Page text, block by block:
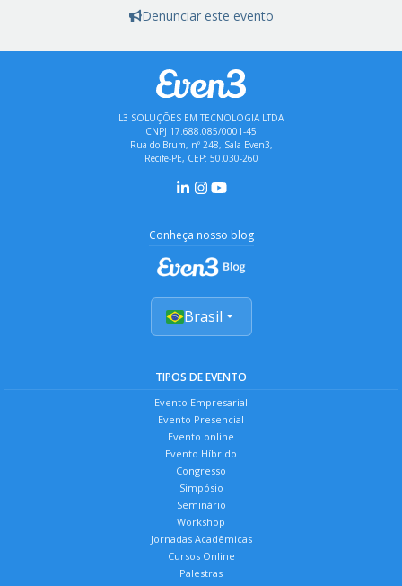
Denunciar este evento
L3 SOLUÇÕES EM TECNOLOGIA LTDA
CNPJ 17.688.085/0001-45
Rua do Brum, nº 248, Sala Even3,
Recife-PE, CEP: 50.030-260
Conheça nosso blog
Brasil
TIPOS DE EVENTO
Evento Empresarial
Evento Presencial
Evento online
Evento Híbrido
Congresso
Simpósio
Seminário
Workshop
Jornadas Acadêmicas
Cursos Online
Palestras